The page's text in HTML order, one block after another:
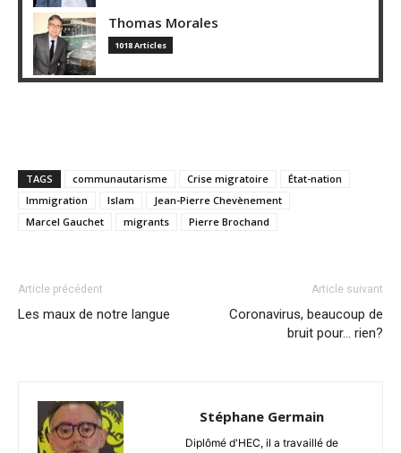
Thomas Morales
1018 Articles
TAGS communautarisme Crise migratoire
État-nation
Immigration
Islam
Jean-Pierre Chevènement
Marcel Gauchet
migrants Pierre Brochand
Article précédent
Les maux de notre langue
Article suivant
Coronavirus, beaucoup de
bruit pour… rien?
Stéphane Germain
Diplômé d'HEC, il a travaillé de